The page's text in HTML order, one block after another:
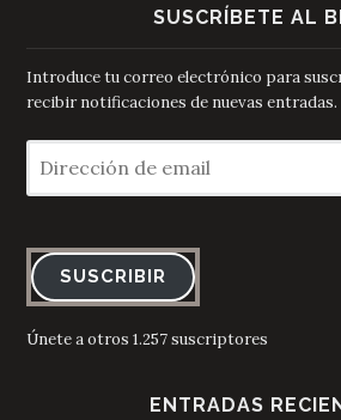
SUSCRÍBETE AL
Introduce tu correo electrónico para
recibir notificaciones de nuevas entradas.
de
email
SUSCRIBIR
Únete a otros 1.257 suscriptores
ENTRADAS